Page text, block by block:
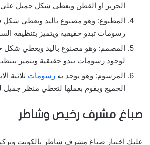
الحرير او القطن ويعطى شكل جميل علي
المطبوع: وهو مصنوع باليد ويعطي شكل
رسومات تبدو حقيقية ويتميز بتنظيفه
المصمم: وهو مصنوع باليد ويعطي شكل
لوجود رسومات تبدو حقيقية ويتميز
المرسوم: وهو يوجد به رسومات ثلاثية
الجميع ويقوم بعملها لتعطي منظر جميل
صباغ مشرف رخيص وشاطر
عليك اختيار صباغ مشرف شاطر بالكويت